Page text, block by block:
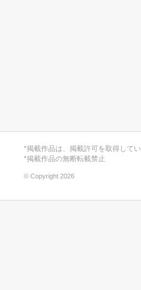
*掲載作品は、掲載許可を取得して
*掲載作品の無断転載禁止
© Copyright 2026